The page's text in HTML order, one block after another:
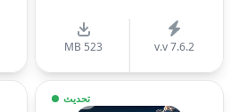
v.v 7.6.2
523 MB
تحديث